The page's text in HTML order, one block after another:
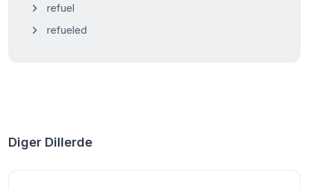
refuel
refueled
Diger Dillerde